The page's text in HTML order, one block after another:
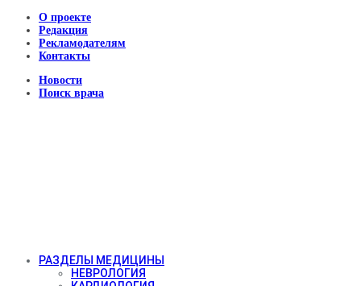
О проекте
Редакция
Рекламодателям
Контакты
Новости
Поиск врача
РАЗДЕЛЫ МЕДИЦИНЫ
НЕВРОЛОГИЯ